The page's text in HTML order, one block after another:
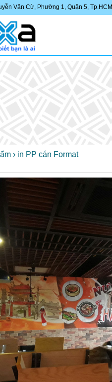
Văn Cừ, Phường 1, Quận 5, Tp.HCM
› in PP cán Format